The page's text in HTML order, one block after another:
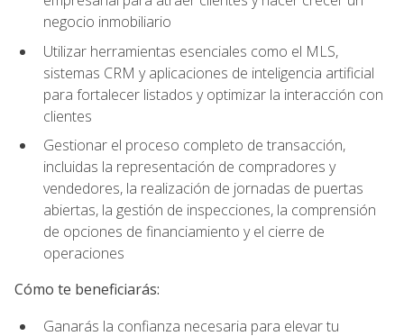
negocio inmobiliario
Utilizar herramientas esenciales como el MLS,
sistemas CRM y aplicaciones de inteligencia artificial
para fortalecer listados y optimizar la interacción con
clientes
Gestionar el proceso completo de transacción,
incluidas la representación de compradores y
vendedores, la realización de jornadas de puertas
abiertas, la gestión de inspecciones, la comprensión
de opciones de financiamiento y el cierre de
operaciones
Cómo te beneficiarás:
Ganarás la confianza necesaria para elevar tu